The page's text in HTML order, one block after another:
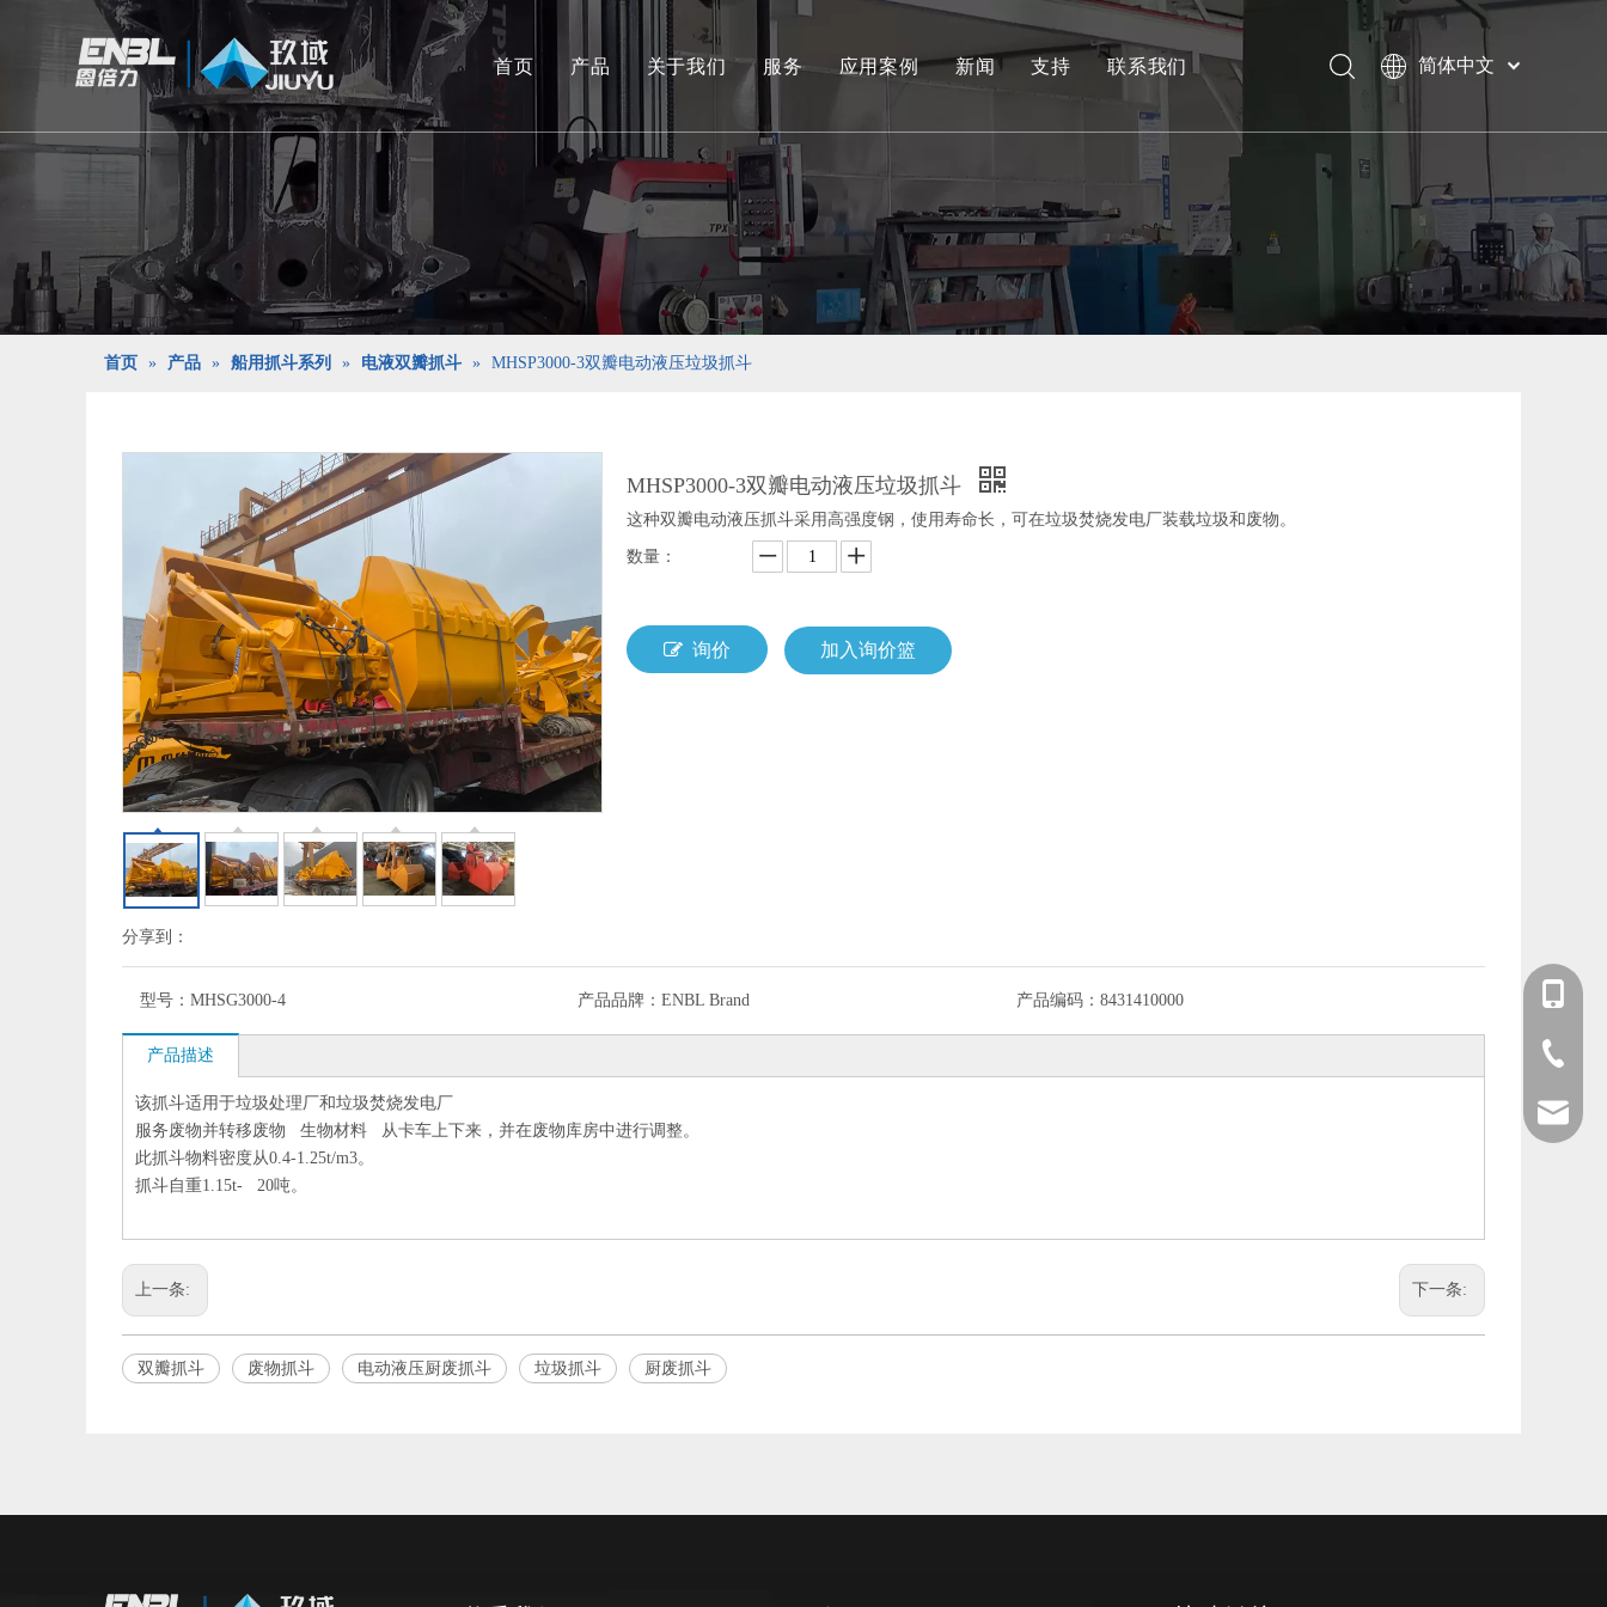
首页 产品
环保和可再生能源抓取系列
工程液压抓斗系列
环保料斗
水下挖泥抓斗系列
港口货物装卸抓斗系列
关于我们 服务 应用案例 新闻 支持 联系我们
简体中文
indonesia
Pусский
Français
العربية
English
首页 » 产品 » 船用抓斗系列 » 电液双瓣抓斗 » MHSP3000-3双瓣电动液压垃圾抓斗
分享到：
MHSP3000-3双瓣电动液压垃圾抓斗
这种双瓣电动液压抓斗采用高强度钢，使用寿命长，可在垃圾焚烧发电厂装载垃圾和废物。
数量：
询价 加入询价篮
型号： MHSG3000-4 产品品牌：ENBL Brand 产品编码： 8431410000
产品描述
该抓斗适用于垃圾处理厂和垃圾焚烧发电厂
服务废物并转移废物 生物材料 从卡车上下来，并在废物库房中进行调整。
此抓斗物料密度从0.4-1.25t/m3。
抓斗自重1.15t- 20吨。
上一条: 下一条:
双瓣抓斗 废物抓斗 电动液压厨废抓斗 垃圾抓斗 厨废抓斗
+86
+86
+86 189-
+86-
After-